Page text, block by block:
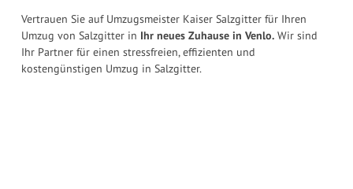
Vertrauen Sie auf Umzugsmeister Kaiser Salzgitter für Ihren
Umzug von Salzgitter in Ihr neues Zuhause in Venlo. Wir sind
Ihr Partner für einen stressfreien, effizienten und
kostengünstigen Umzug in Salzgitter.